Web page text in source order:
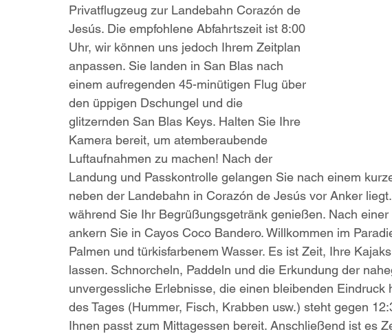
Privatflugzeug zur Landebahn Corazón de
Jesús. Die empfohlene Abfahrtszeit ist 8:00
Uhr, wir können uns jedoch Ihrem Zeitplan
anpassen. Sie landen in San Blas nach
einem aufregenden 45-minütigen Flug über
den üppigen Dschungel und die
glitzernden San Blas Keys. Halten Sie Ihre
Kamera bereit, um atemberaubende
Luftaufnahmen zu machen! Nach der
Landung und Passkontrolle gelangen Sie nach einem
neben der Landebahn in Corazón de Jesús vor Anker
während Sie Ihr Begrüßungsgetränk genießen. Nach
ankern Sie in Cayos Coco Bandero. Willkommen im
Palmen und türkisfarbenem Wasser. Es ist Zeit, Ihre
lassen. Schnorcheln, Paddeln und die Erkundung der
unvergessliche Erlebnisse, die einen bleibenden Eindruck
des Tages (Hummer, Fisch, Krabben usw.) steht gegen
Ihnen passt zum Mittagessen bereit. Anschließend ist es